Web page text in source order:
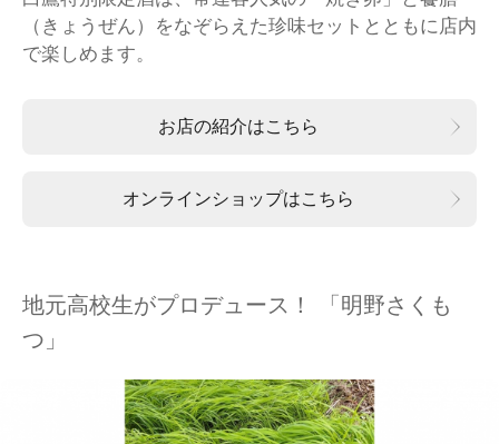
（きょうぜん）をなぞらえた珍味セットとともに店内
で楽しめます。
お店の紹介はこちら
オンラインショップはこちら
地元高校生がプロデュース！ 「明野さくも
つ」